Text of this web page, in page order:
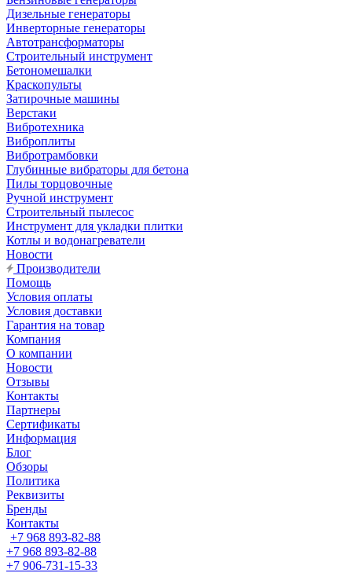
Дизельные генераторы
Инверторные генераторы
Автотрансформаторы
Строительный инструмент
Бетономешалки
Краскопульты
Затирочные машины
Верстаки
Вибротехника
Виброплиты
Вибротрамбовки
Глубинные вибраторы для бетона
Пилы торцовочные
Ручной инструмент
Строительный пылесос
Инструмент для укладки плитки
Котлы и водонагреватели
Новости
Производители
Помощь
Условия оплаты
Условия доставки
Гарантия на товар
Компания
О компании
Новости
Отзывы
Контакты
Партнеры
Сертификаты
Информация
Блог
Обзоры
Политика
Реквизиты
Бренды
Контакты
+7 968 893-82-88
+7 968 893-82-88
+7 906-731-15-33